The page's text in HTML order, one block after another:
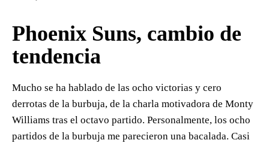
Phoenix Suns, cambio de
tendencia
Mucho se ha hablado de las ocho victorias y cero
derrotas de la burbuja, de la charla motivadora de Monty
Williams tras el octavo partido. Personalmente, los ocho
partidos de la burbuja me parecieron una bacalada. Casi